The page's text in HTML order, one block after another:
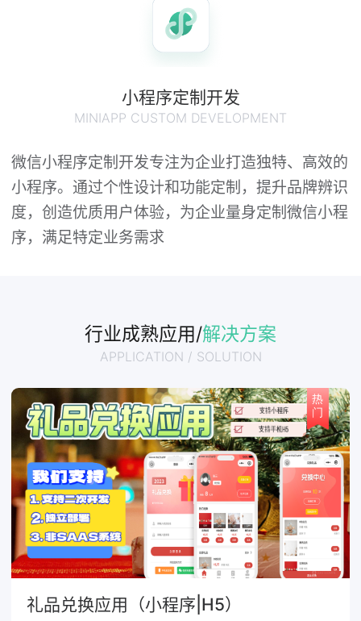
小程序定制开发
MINIAPP CUSTOM DEVELOPMENT
微信小程序定制开发专注为企业打造独特、高效的
小程序。通过个性设计和功能定制，提升品牌辨识
度，创造优质用户体验，为企业量身定制微信小程
序，满足特定业务需求
行业成熟应用/解决方案
APPLICATION / SOLUTION
礼品兑换应用（小程序|H5）